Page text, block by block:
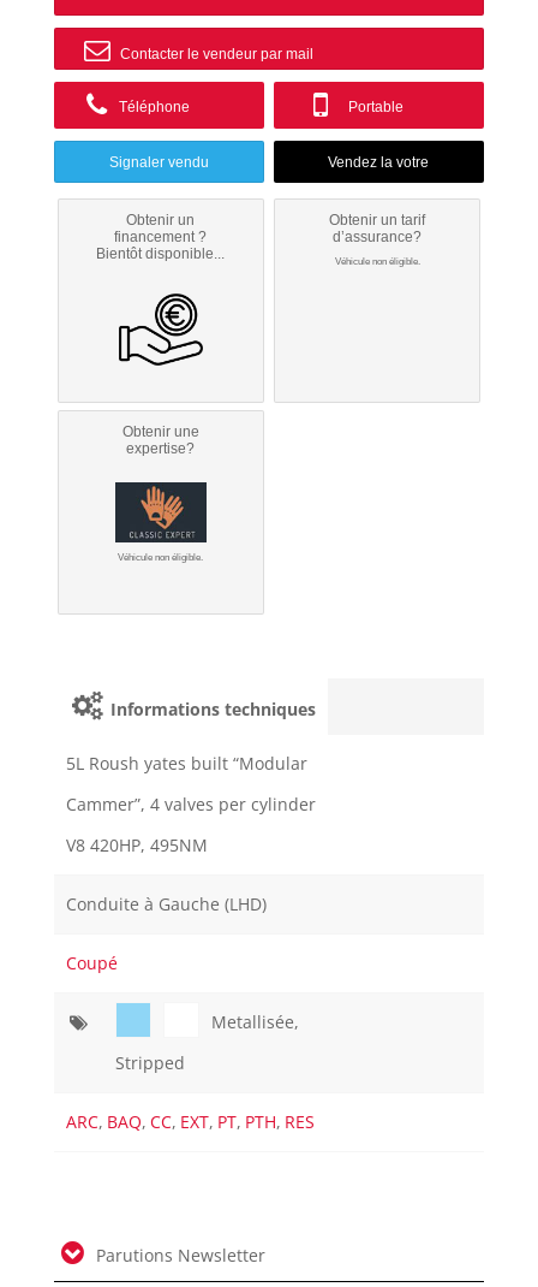
Contacter le vendeur par mail
Téléphone Portable
Signaler vendu
Obtenir un
financement ?
Bientôt disponible...
Obtenir un tarif
d’assurance?
Véhicule non éligible.
Obtenir une
expertise?
Véhicule non éligible.
Informations techniques
5L Roush yates built “Modular
Cammer”, 4 valves per cylinder
V8 420HP, 495NM
Conduite à Gauche (LHD)
Coupé
Metallisée,
Stripped
ARC, BAQ, CC, EXT, PT, PTH, RES
Parutions Newsletter